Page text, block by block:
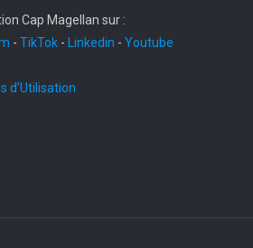
Cap Magellan sur :
- TikTok - Linkedin - Youtube
d'Utilisation